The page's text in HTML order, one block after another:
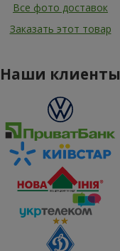
Все фото доставок
Заказать этот товар
Наши клиенты